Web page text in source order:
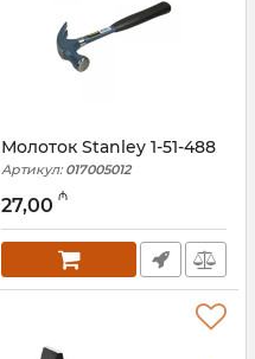
Молоток Stanley 1-51-488
Артикул: 017005012
27,00 ₼